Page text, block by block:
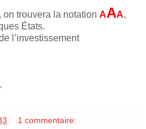
on trouvera la notation AAA,
États.
l’investissement
1 commentaire: